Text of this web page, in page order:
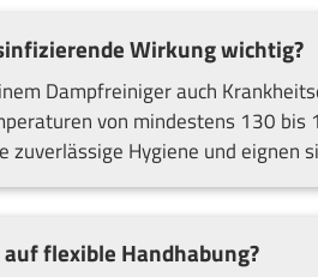
Wirkung wichtig?
Dampfreiniger auch
von mindestens 130
zuverlässige Hygiene und eignen
flexible Handhabung?